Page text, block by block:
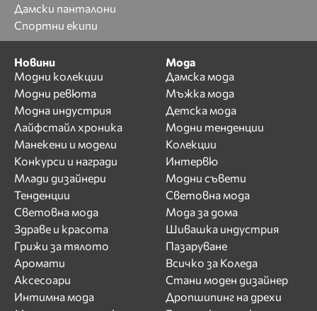
Дамски панталони
Спортни екипи
Новини
Модни колекции
Модни ревюта
Модна индустрия
Лайфстайл хроника
Манекени и модели
Конкурси и награди
Млади дизайнери
Тенденции
Световна мода
Здраве и красота
Грижи за тялото
Аромати
Аксесоари
Интимна мода
Мода
Дамска мода
Мъжка мода
Детска мода
Модни тенденции
Колекции
Интервю
Модни съвети
Световна мода
Мода за дома
Шивашка индустрия
Пазаруване
Всичко за Коледа
Стани моден дизайнер
Дропшипинг на дрехи